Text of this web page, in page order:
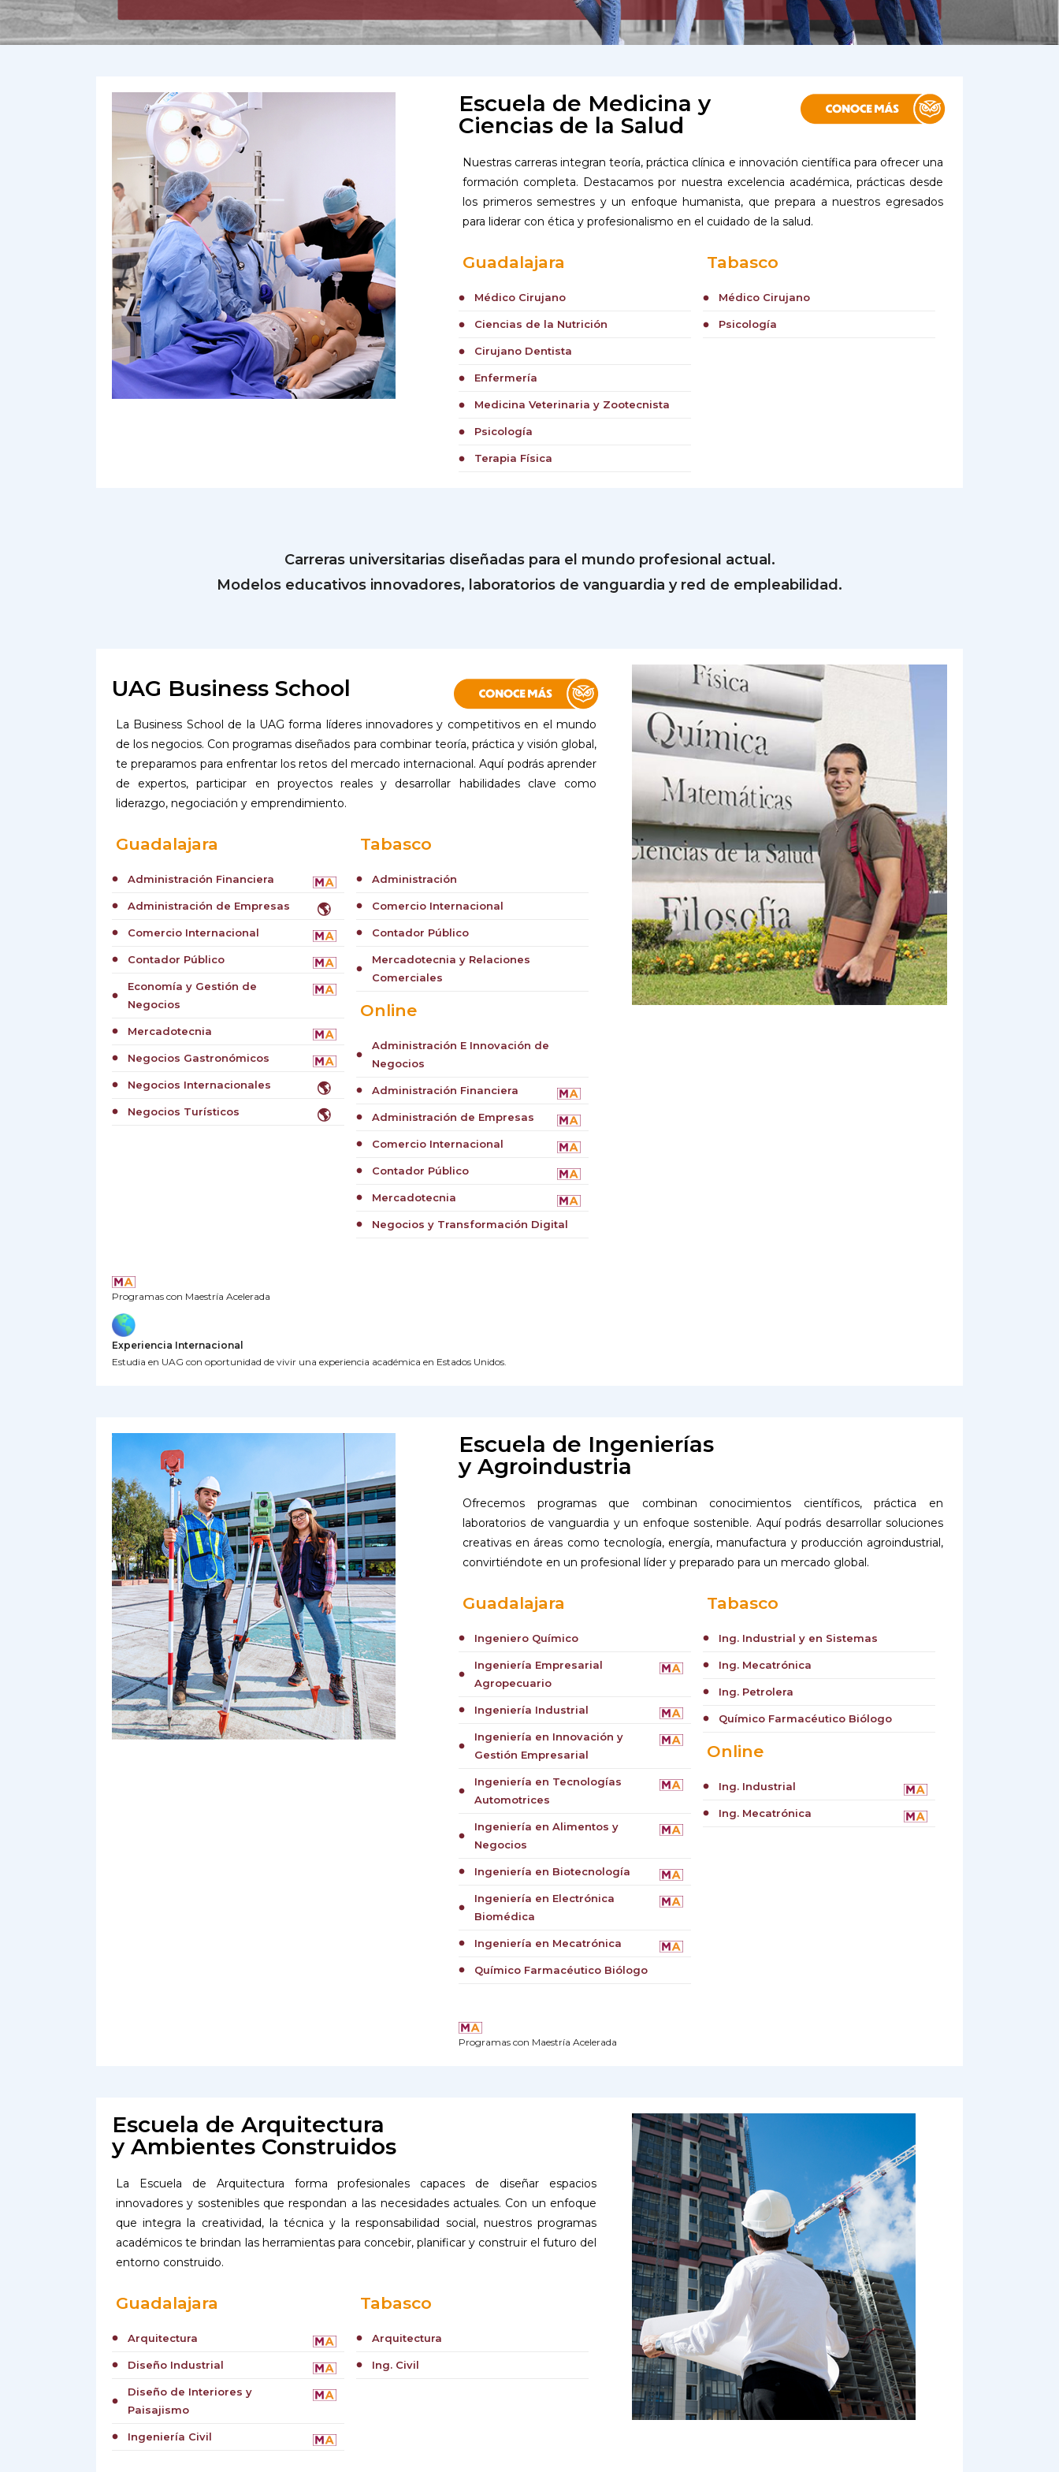
Escuela de Medicina y
Ciencias de la Salud
Nuestras carreras integran teoría, práctica clínica e innovación científica para ofrecer una
formación completa. Destacamos por nuestra excelencia académica, prácticas desde
los primeros semestres y un enfoque humanista, que prepara a nuestros egresados
para liderar con ética y profesionalismo en el cuidado de la salud.
Guadalajara
circle Médico Cirujano
circle Ciencias de la Nutrición
circle Cirujano Dentista
circle Enfermería
circle Medicina Veterinaria y Zootecnista
circle Psicología
circle Terapia Física
Tabasco
circle Médico Cirujano
circle Psicología
Carreras universitarias diseñadas para el mundo profesional actual.
Modelos educativos innovadores, laboratorios de vanguardia y red de empleabilidad.
UAG Business School
La Business School de la UAG forma líderes innovadores y competitivos en el mundo
de los negocios. Con programas diseñados para combinar teoría, práctica y visión global,
te preparamos para enfrentar los retos del mercado internacional. Aquí podrás aprender
de expertos, participar en proyectos reales y desarrollar habilidades clave como
liderazgo, negociación y emprendimiento.
Guadalajara
circle Administración Financiera
circle 🌎
Administración de Empresas
circle Comercio Internacional
circle Contador Público
circle
Economía y Gestión de
Negocios
circle Mercadotecnia
circle Negocios Gastronómicos
circle 🌎
Negocios Internacionales
circle 🌎
Negocios Turísticos
Tabasco
circle Administración
circle Comercio Internacional
circle Contador Público
circle
Mercadotecnia y Relaciones
Comerciales
Online
circle
Administración E Innovación de
Negocios
circle Administración Financiera
circle Administración de Empresas
circle Comercio Internacional
circle Contador Público
circle Mercadotecnia
circle Negocios y Transformación Digital
Programas con Maestría Acelerada
Experiencia Internacional
Estudia en UAG con oportunidad de vivir una experiencia académica en Estados Unidos.
Escuela de Ingenierías
y Agroindustria
Ofrecemos programas que combinan conocimientos científicos, práctica en
laboratorios de vanguardia y un enfoque sostenible. Aquí podrás desarrollar soluciones
creativas en áreas como tecnología, energía, manufactura y producción agroindustrial,
convirtiéndote en un profesional líder y preparado para un mercado global.
Guadalajara
circle Ingeniero Químico
circle
Ingeniería Empresarial
Agropecuario
circle Ingeniería Industrial
circle
Ingeniería en Innovación y
Gestión Empresarial
circle
Ingeniería en Tecnologías
Automotrices
circle
Ingeniería en Alimentos y
Negocios
circle Ingeniería en Biotecnología
circle
Ingeniería en Electrónica
Biomédica
circle Ingeniería en Mecatrónica
circle Químico Farmacéutico Biólogo
Tabasco
circle Ing. Industrial y en Sistemas
circle Ing. Mecatrónica
circle Ing. Petrolera
circle Químico Farmacéutico Biólogo
Online
circle Ing. Industrial
circle Ing. Mecatrónica
Programas con Maestría Acelerada
Escuela de Arquitectura
y Ambientes Construidos
La Escuela de Arquitectura forma profesionales capaces de diseñar espacios
innovadores y sostenibles que respondan a las necesidades actuales. Con un enfoque
que integra la creatividad, la técnica y la responsabilidad social, nuestros programas
académicos te brindan las herramientas para concebir, planificar y construir el futuro del
entorno construido.
Guadalajara
circle Arquitectura
circle Diseño Industrial
circle
Diseño de Interiores y
Paisajismo
circle Ingeniería Civil
Tabasco
circle Arquitectura
circle Ing. Civil